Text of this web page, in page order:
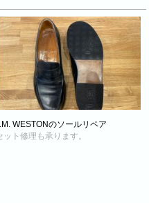
WESTONのソールリペア
ット修理も承ります。